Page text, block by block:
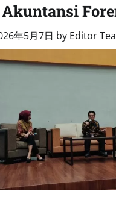
年5月7日 by Editor